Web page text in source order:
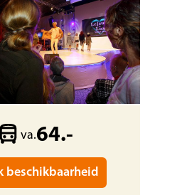
va.64.-
beschikbaarheid